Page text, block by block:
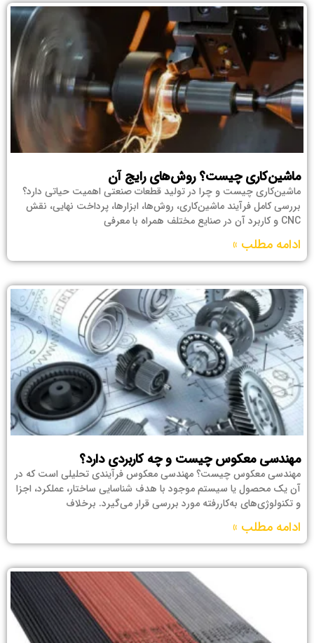
ماشین‌کاری چیست؟ روش‌های رایج آن
ماشین‌کاری چیست و چرا در تولید قطعات صنعتی اهمیت حیاتی دارد؟
بررسی کامل فرآیند ماشین‌کاری، روش‌ها، ابزارها، پرداخت نهایی، نقش
CNC و کاربرد آن در صنایع مختلف همراه با معرفی
ادامه مطلب »
مهندسی معکوس چیست و چه کاربردی دارد؟
مهندسی معکوس چیست؟ مهندسی معکوس فرآیندی تحلیلی است که در
آن یک محصول یا سیستم موجود با هدف شناسایی ساختار، عملکرد، اجزا
و تکنولوژی‌های به‌کاررفته مورد بررسی قرار می‌گیرد. برخلاف
ادامه مطلب »